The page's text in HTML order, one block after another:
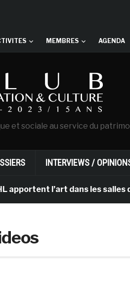
MEMBRES AGENDA
et sociale au service du
INTERVIEWS /
l’art dans les salles de